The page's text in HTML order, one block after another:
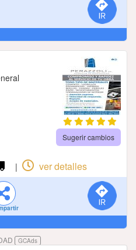
Sugerir cambios
| ver detalles
GCAds